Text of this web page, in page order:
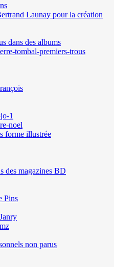
Launay pour la création
dans des albums
tombal-premiers-trous
1
noel
forme illustrée
des magazines BD
Pins
non parus